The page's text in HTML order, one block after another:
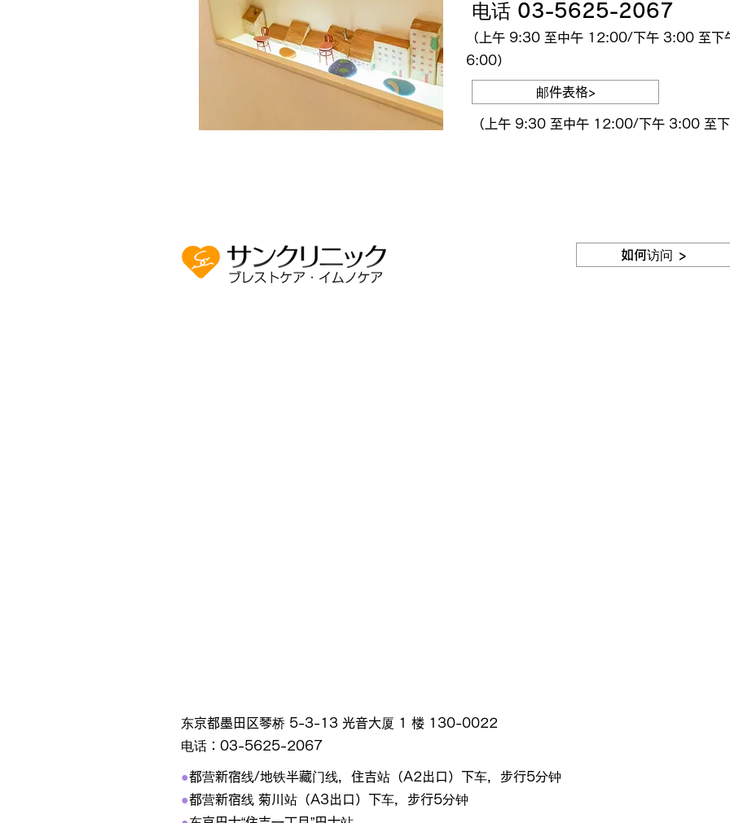
电话 03-5625-2067
（上午 9:30 至中午 12:00/下午 3:00 至下
6:00）
邮件表格>
（上午 9:30 至中午 12:00/下午 3:00 至
如何访问 >
东京都墨田区琴桥 5-3-13 光音大厦 1 楼 130-0022
电话：03-5625-2067
●都营新宿线/地铁半藏门线，住吉站（A2出口）下车，步行5分钟
●都营新宿线 菊川站（A3出口）下车，步行5分钟